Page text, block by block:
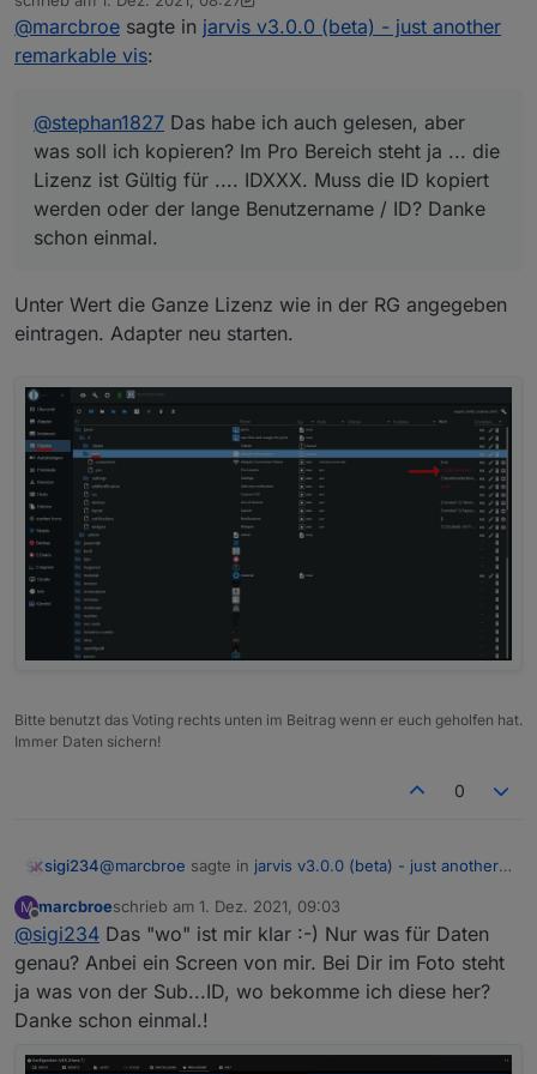
schon einmal.
zuletzt editiert von sigi23412. Jan. 2021, 09:36
@marcbroe sagte in jarvis v3.0.0 (beta) - just another
remarkable vis:
@stephan1827 Das habe ich auch gelesen, aber
was soll ich kopieren? Im Pro Bereich steht ja ... die
Lizenz ist Gültig für .... IDXXX. Muss die ID kopiert
werden oder der lange Benutzername / ID? Danke
schon einmal.
Unter Wert die Ganze Lizenz wie in der RG angegeben
eintragen. Adapter neu starten.
Bitte benutzt das Voting rechts unten im Beitrag wenn er euch geholfen hat.
Immer Daten sichern!
0
sigi234@marcbroe sagte in jarvis v3.0.0 (beta) - just another
@stephan1827Das habe ich auch gelesen, aber
was soll ich kopieren? Im Pro Bereich steht ja ...
kopiert werden oder der lange Benutzername /
ID? Danke schon einmal.
Unter Wert die Ganze Lizenz wie in der RG angegeben
eintragen. Adapter neu starten.
M
Offline
marcbroeschrieb am 1. Dez. 2021, 09:03
zuletzt editiert von
@sigi234 Das "wo" ist mir klar :-) Nur was für Daten
genau? Anbei ein Screen von mir. Bei Dir im Foto steht
ja was von der Sub...ID, wo bekomme ich diese her?
Danke schon einmal.!